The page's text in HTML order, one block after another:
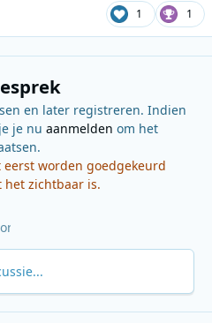
1 1
en later registreren. Indien
je nu aanmelden om het
eerst worden goedgekeurd
het zichtbaar is.